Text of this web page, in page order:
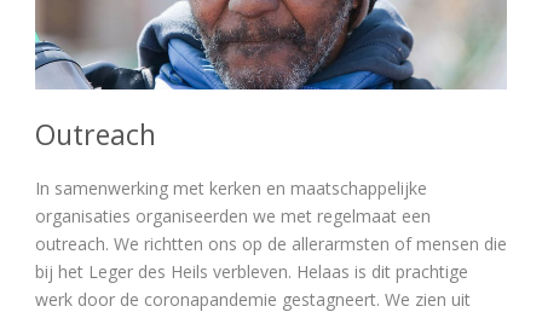
Outreach
In samenwerking met kerken en maatschappelijke
organisaties organiseerden we met regelmaat een
outreach. We richtten ons op de allerarmsten of mensen die
bij het Leger des Heils verbleven. Helaas is dit prachtige
werk door de coronapandemie gestagneert. We zien uit